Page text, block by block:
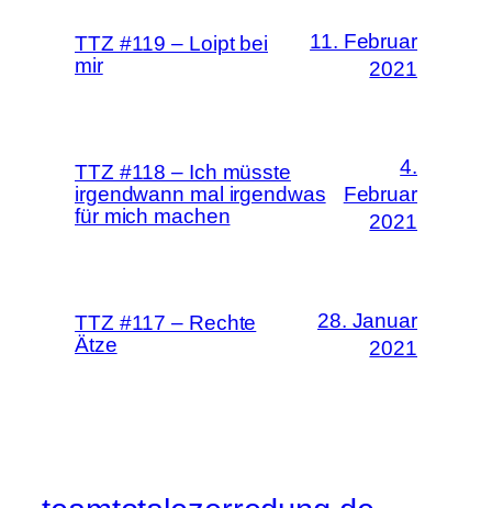
TTZ #119 – Loipt bei
mir
11. Februar
2021
TTZ #118 – Ich müsste
irgendwann mal irgendwas
für mich machen
4.
Februar
2021
TTZ #117 – Rechte
Ätze
28. Januar
2021